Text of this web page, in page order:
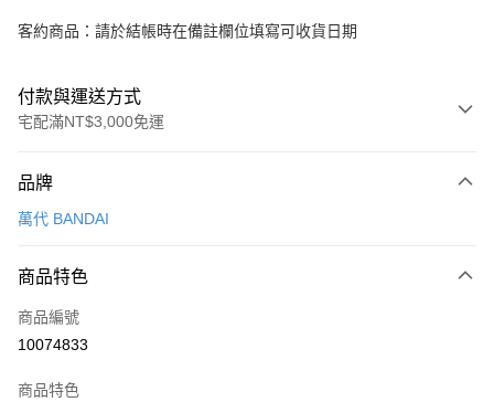
客約商品：請於結帳時在備註欄位填寫可收貨日期
付款與運送方式
宅配滿NT$3,000免運
信用卡一次付款
Google Pay
全盈+PAY
相關說明
品牌
萬代 BANDAI
商品特色
商品編號
10074833
商品特色